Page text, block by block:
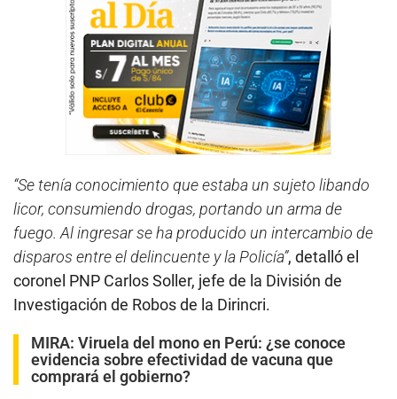
“Se tenía conocimiento que estaba un sujeto libando
licor, consumiendo drogas, portando un arma de
fuego. Al ingresar se ha producido un intercambio de
disparos entre el delincuente y la Policía”, detalló el
coronel PNP Carlos Soller, jefe de la División de
Investigación de Robos de la Dirincri.
MIRA: Viruela del mono en Perú: ¿se conoce
evidencia sobre efectividad de vacuna que
comprará el gobierno?